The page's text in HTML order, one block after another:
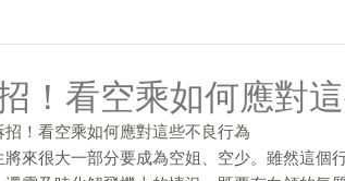
！看空乘如何應對
招！看空乘如何應對這些不良行為
來很大一部分要成為空姐、空少。雖然這個